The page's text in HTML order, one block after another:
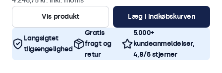
Vis produkt
Læg i indkøbskurven
Langsigtet
tilgængelighed
Gratis
fragt og
retur
5.000+
kundeanmeldelser,
4,8/5 stjerner